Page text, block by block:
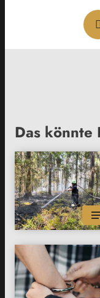
Das könnte